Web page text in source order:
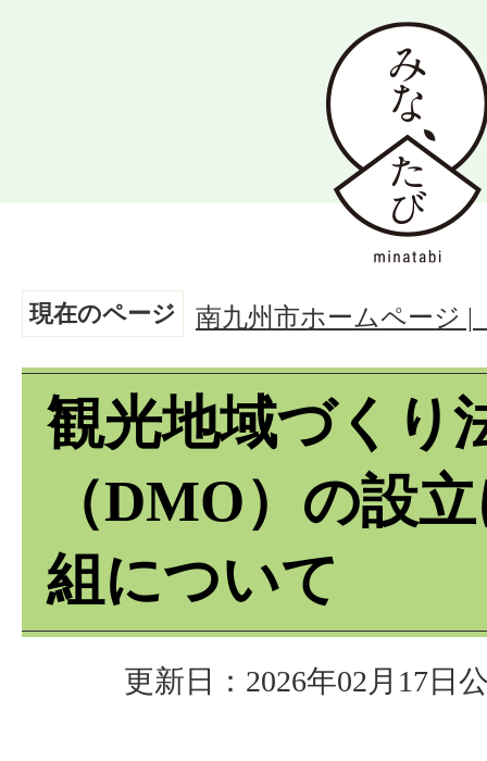
現在のページ 南九州市ホームページ
観光地域づくり
（DMO）の設
組について
更新日：2026年02月17日